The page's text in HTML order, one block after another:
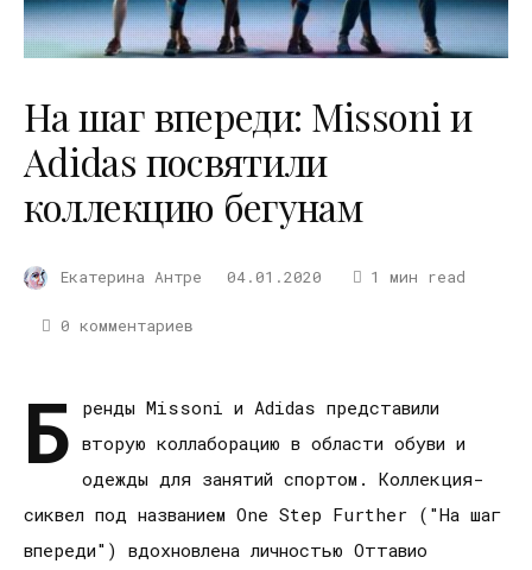
На шаг впереди: Missoni и
Adidas посвятили
коллекцию бегунам
Екатерина Антре 04.01.2020 1 мин read
0 комментариев
Б ренды Missoni и Adidas представили
вторую коллаборацию в области обуви и
одежды для занятий спортом. Коллекция-
сиквел под названием One Step Further ("На шаг
впереди") вдохновлена личностью Оттавио